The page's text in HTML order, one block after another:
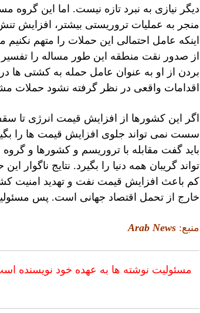
دیگر نیازی به نبرد تازه نیست. اما این
منجر به عملیات تروریستی بیشتر، افزایش
اینکه عامل احتمالی این حملات را متهم
از صدور نقت منطقه این طور مساله را تفسیر
بردن از او به عنوان عامل حمله به کشتی ها
اقدامات واقعی در نظر گرفته نشود حملات
سست نمی تواند جلوی افزایش قیمت ها را
باید گفت مقابله با تروریسم و کشورها و
تواند گریبان همه دنیا را بگیرد. نتایج
کم باعث افزایش قیمت نفت و تهدید امنیت
خارج از تحمل اقتصاد جهانی است. پس
منبع: Arab News
مسئولیت نوشته ها به عهده خود نویسنده